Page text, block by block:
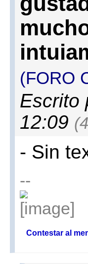
(FORO
Escrito
12:09
- Sin
--
Contestar al